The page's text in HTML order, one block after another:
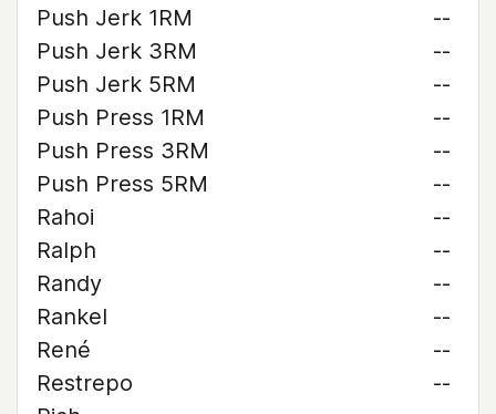
Push Jerk 1RM
--
Push Jerk 3RM
--
Push Jerk 5RM
--
Push Press 1RM
--
Push Press 3RM
--
Push Press 5RM
--
Rahoi
--
Ralph
--
Randy
--
Rankel
--
René
--
Restrepo
--